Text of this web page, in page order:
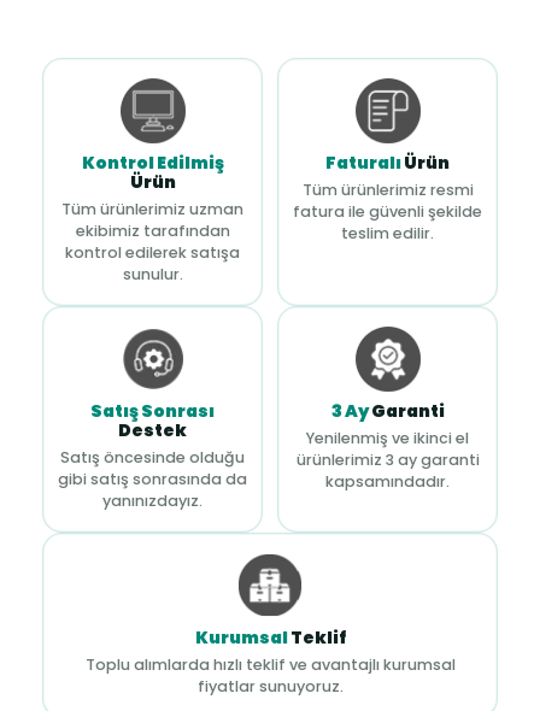
Kontrol Edilmiş
Ürün
Tüm ürünlerimiz uzman
ekibimiz tarafından
kontrol edilerek satışa
sunulur.
FaturalıÜrün
Tüm ürünlerimiz resmi
fatura ile güvenli şekilde
teslim edilir.
Satış Sonrası
Destek
Satış öncesinde olduğu
gibi satış sonrasında da
yanınızdayız.
3 AyGaranti
Yenilenmiş ve ikinci el
ürünlerimiz 3 ay garanti
kapsamındadır.
KurumsalTeklif
Toplu alımlarda hızlı teklif ve avantajlı kurumsal
fiyatlar sunuyoruz.